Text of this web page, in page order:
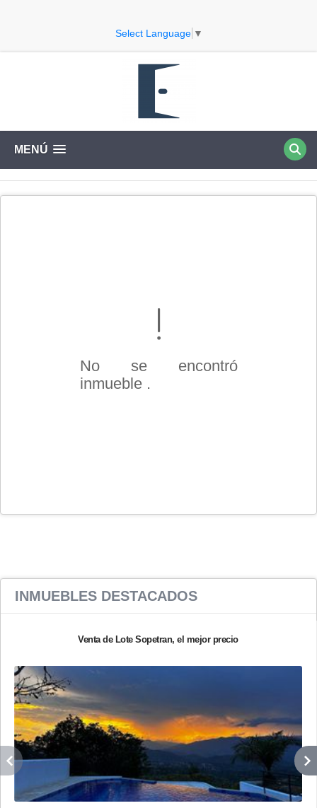
Select Language ▼
MENÚ
No se encontró
inmueble .
INMUEBLES DESTACADOS
Venta de Lote Sopetran, el mejor precio